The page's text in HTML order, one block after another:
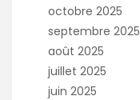
octobre 2025
septembre 2025
août 2025
juillet 2025
juin 2025